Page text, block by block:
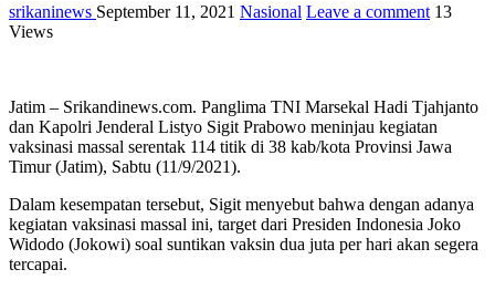
srikaninews September 11, 2021 Nasional Leave a comment 13
Views
Jatim – Srikandinews.com. Panglima TNI Marsekal Hadi Tjahjanto
dan Kapolri Jenderal Listyo Sigit Prabowo meninjau kegiatan
vaksinasi massal serentak 114 titik di 38 kab/kota Provinsi Jawa
Timur (Jatim), Sabtu (11/9/2021).
Dalam kesempatan tersebut, Sigit menyebut bahwa dengan adanya
kegiatan vaksinasi massal ini, target dari Presiden Indonesia Joko
Widodo (Jokowi) soal suntikan vaksin dua juta per hari akan segera
tercapai.